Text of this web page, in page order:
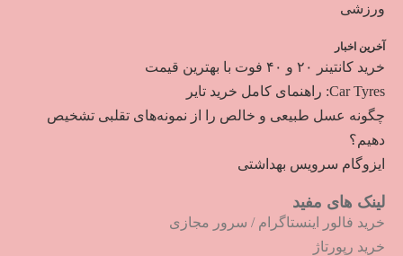
ورزشی
آخرین اخبار
خرید کانتینر ۲۰ و ۴۰ فوت با بهترین قیمت
Car Tyres: راهنمای کامل خرید تایر
چگونه عسل طبیعی و خالص را از نمونه‌های تقلبی تشخیص
دهیم؟
ایزوگام سرویس بهداشتی
لینک های مفید
خرید فالور اینستاگرام / سرور مجازی
خرید رپورتاژ